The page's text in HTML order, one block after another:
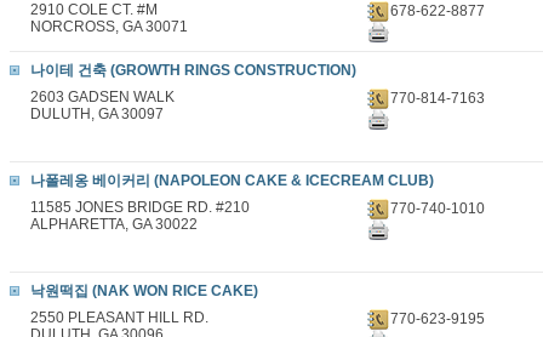
2910 COLE CT. #M
NORCROSS, GA 30071
678-622-8877
나이테 건축 (GROWTH RINGS CONSTRUCTION)
2603 GADSEN WALK
DULUTH, GA 30097
770-814-7163
나폴레옹 베이커리 (NAPOLEON CAKE & ICECREAM CLUB)
11585 JONES BRIDGE RD. #210
ALPHARETTA, GA 30022
770-740-1010
낙원떡집 (NAK WON RICE CAKE)
2550 PLEASANT HILL RD.
770-623-9195